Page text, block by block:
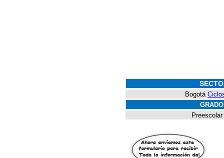
Bogotá
Preescolar